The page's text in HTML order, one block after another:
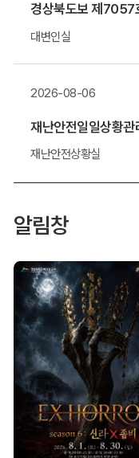
경상북도보 제
대변인실
2026-08-06
재난안전일일상황
재난안전상황실
알림창